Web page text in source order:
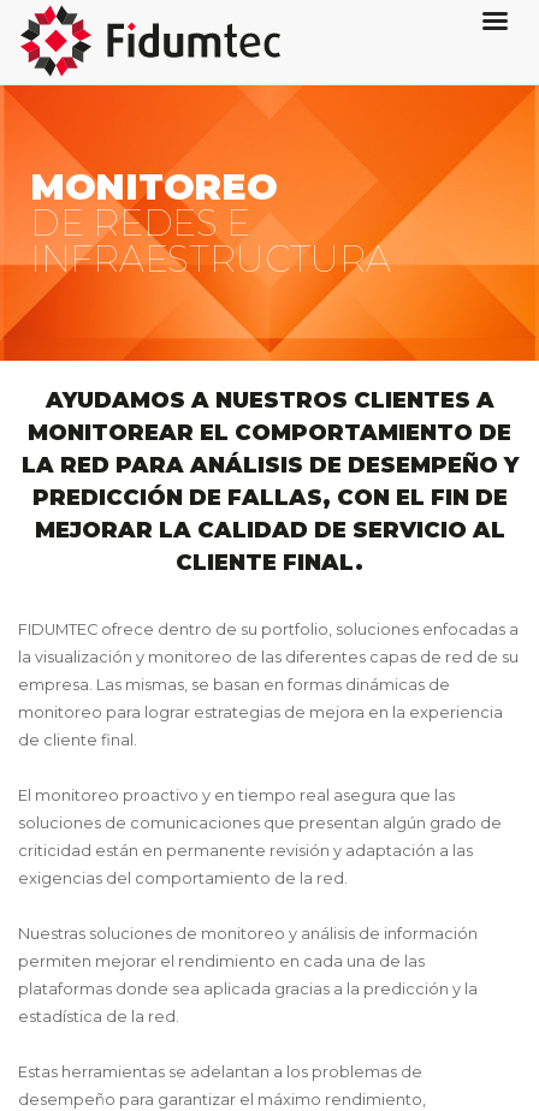
MONITOREO
DE REDES E
INFRAESTRUCTURA
AYUDAMOS A NUESTROS CLIENTES A
MONITOREAR EL COMPORTAMIENTO DE
LA RED PARA ANÁLISIS DE DESEMPEÑO Y
PREDICCIÓN DE FALLAS, CON EL FIN DE
MEJORAR LA CALIDAD DE SERVICIO AL
CLIENTE FINAL.
FIDUMTEC ofrece dentro de su portfolio, soluciones enfocadas a
la visualización y monitoreo de las diferentes capas de red de su
empresa. Las mismas, se basan en formas dinámicas de
monitoreo para lograr estrategias de mejora en la experiencia
de cliente final.
El monitoreo proactivo y en tiempo real asegura que las
soluciones de comunicaciones que presentan algún grado de
criticidad están en permanente revisión y adaptación a las
exigencias del comportamiento de la red.
Nuestras soluciones de monitoreo y análisis de información
permiten mejorar el rendimiento en cada una de las
plataformas donde sea aplicada gracias a la predicción y la
estadística de la red.
Estas herramientas se adelantan a los problemas de
desempeño para garantizar el máximo rendimiento,